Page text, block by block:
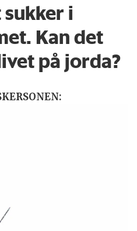
i
Kan det
på jorda?